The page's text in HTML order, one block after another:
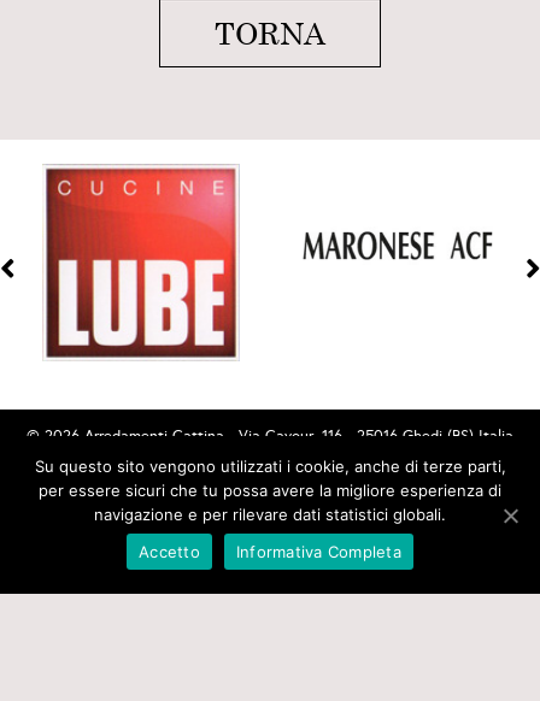
TORNA
© 2026 Arredamenti Cattina - Via Cavour, 116 - 25016 Ghedi (BS) Italia
Tel. (+39) 030.901235 - Email PEC:
amministrazione@pec.arredamenticattina.it - P.I.03426060178
PRIVACY E COOKIES CREDITS
Su questo sito vengono utilizzati i cookie, anche di terze parti,
per essere sicuri che tu possa avere la migliore esperienza di
navigazione e per rilevare dati statistici globali.
Accetto
Informativa Completa